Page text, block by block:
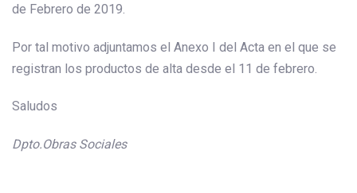
de Febrero de 2019.
Por tal motivo adjuntamos el Anexo I del Acta en el que se
registran los productos de alta desde el 11 de febrero.
Saludos
Dpto.Obras Sociales